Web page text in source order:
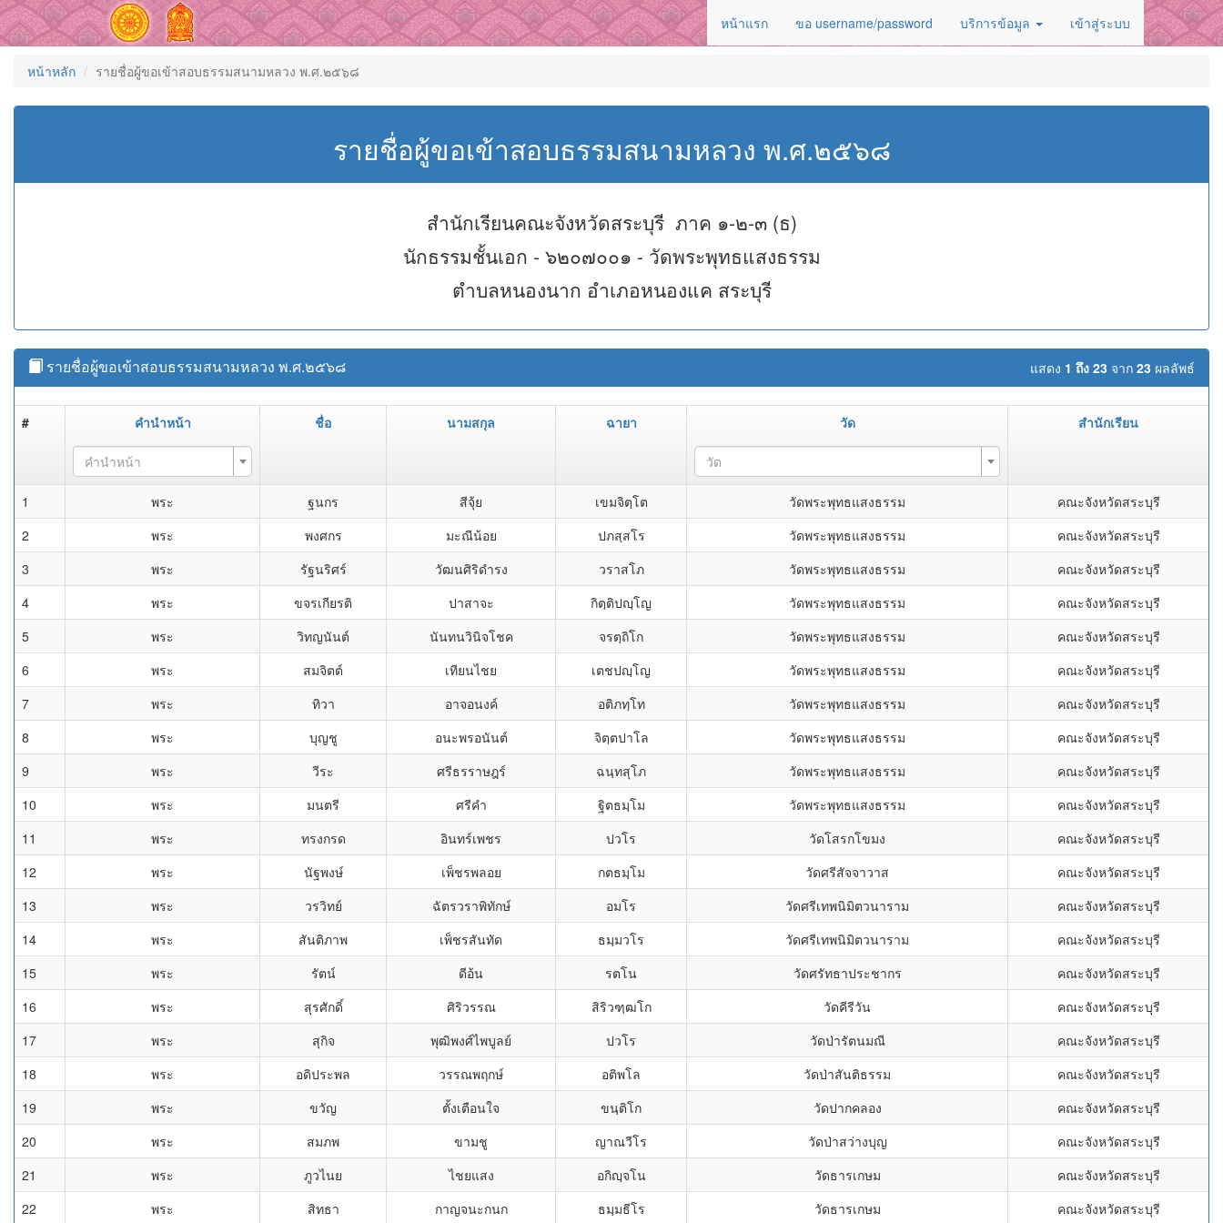
หน้าแรก ขอ username/password บริการข้อมูล เข้าสู่ระบบ
หน้าหลัก รายชื่อผู้ขอเข้าสอบธรรมสนามหลวง พ.ศ.๒๕๖๘
รายชื่อผู้ขอเข้าสอบธรรมสนามหลวง พ.ศ.๒๕๖๘
สำนักเรียนคณะจังหวัดสระบุรี ภาค ๑-๒-๓ (ธ)
นักธรรมชั้นเอก - ๖๒๐๗๐๐๑ - วัดพระพุทธแสงธรรม
ตำบลหนองนาก อำเภอหนองแค สระบุรี
แสดง 1 ถึง 23 จาก 23 ผลลัพธ์
รายชื่อผู้ขอเข้าสอบธรรมสนามหลวง พ.ศ.๒๕๖๘
# คำนำหน้า ชื่อ นามสกุล ฉายา วัด สำนักเรียน
คำนำหน้า วัด
1 พระ ฐนกร สีจุ้ย เขมจิตฺโต วัดพระพุทธแสงธรรม
คณะจังหวัดสระบุรี
2
พระ พงศกร มะณีน้อย ปภสฺสโร วัดพระพุทธแสงธรรม
คณะจังหวัดสระบุรี
3
พระ รัฐนริศร์ วัฒนศิริดำรง วราสโภ วัดพระพุทธแสงธรรม
คณะจังหวัดสระบุรี
4
พระ ขจรเกียรติ ปาสาจะ กิตฺติปญฺโญ วัดพระพุทธแสงธรรม
คณะจังหวัดสระบุรี
5
พระ วิทญนันต์ นันทนวินิจโชค จรตฺถิโก วัดพระพุทธแสงธรรม
คณะจังหวัดสระบุรี
6
พระ สมจิตต์ เทียนไชย เตชปญฺโญ วัดพระพุทธแสงธรรม
คณะจังหวัดสระบุรี
7
พระ ทิวา อาจอนงค์ อติภทฺโท วัดพระพุทธแสงธรรม
คณะจังหวัดสระบุรี
8
พระ บุญชู อนะพรอนันต์ จิตฺตปาโล วัดพระพุทธแสงธรรม
คณะจังหวัดสระบุรี
9
พระ วีระ ศรีธรราษฎร์ ฉนฺทสุโภ วัดพระพุทธแสงธรรม
คณะจังหวัดสระบุรี
10
พระ มนตรี ศรีคำ ฐิตธมฺโม วัดพระพุทธแสงธรรม
คณะจังหวัดสระบุรี
11
พระ ทรงกรด อินทร์เพชร ปวโร วัดโสรกโขมง
คณะจังหวัดสระบุรี
12
พระ นัฐพงษ์ เพ็ชรพลอย กตธมฺโม วัดศรีสัจจาวาส
คณะจังหวัดสระบุรี
13
พระ วรวิทย์ ฉัตรวราพิทักษ์ อมโร วัดศรีเทพนิมิตวนาราม
คณะจังหวัดสระบุรี
14
พระ สันติภาพ เพ็ชรสันทัด ธมฺมวโร วัดศรีเทพนิมิตวนาราม
คณะจังหวัดสระบุรี
15
พระ รัตน์ ดีอ้น รตโน วัดศรัทธาประชากร
คณะจังหวัดสระบุรี
16
พระ สุรศักดิ์ ศิริวรรณ สิริวฑฺฒโก วัดคีรีวัน
คณะจังหวัดสระบุรี
17
พระ สุกิจ พุฒิพงศ์ไพบูลย์ ปวโร วัดป่ารัตนมณี
คณะจังหวัดสระบุรี
18
พระ อดิประพล วรรณพฤกษ์ อติพโล วัดป่าสันติธรรม
คณะจังหวัดสระบุรี
19
พระ ขวัญ ตั้งเตือนใจ ขนฺติโก วัดปากคลอง
คณะจังหวัดสระบุรี
20
พระ สมภพ ขามชู ญาณวีโร วัดป่าสว่างบุญ
คณะจังหวัดสระบุรี
21
พระ ภูวไนย ไชยแสง อกิญฺจโน วัดธารเกษม
คณะจังหวัดสระบุรี
22
พระ สิทธา กาญจนะกนก ธมฺมธีโร วัดธารเกษม คณะจังหวัดสระบุรี